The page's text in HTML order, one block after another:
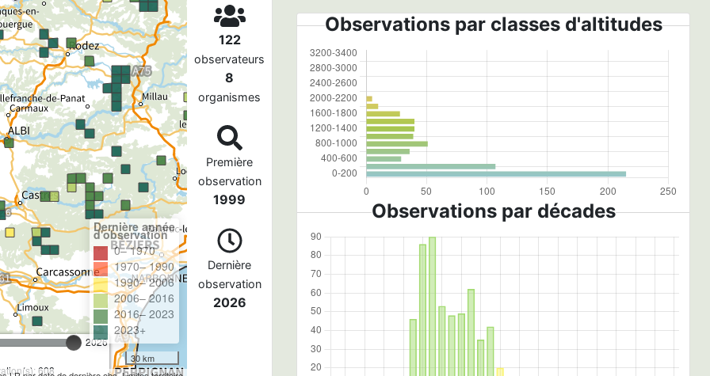
2026
608
Dernière année
d'observation
0– 1970
1970– 1990
1990– 2006
2006– 2016
2016– 2023
2023+
30 km
122
observateurs
8
organismes
Première
observation
1999
Dernière
observation
2026
Observations par classes d'altitudes
Observations par décades